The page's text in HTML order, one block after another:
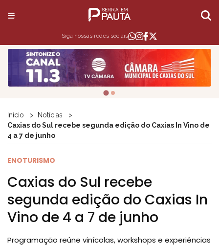
Siga nossas redes sociais
Início
Notícias
Caxias do Sul recebe segunda edição do Caxias In Vino de
4 a 7 de junho
ENOTURISMO
Caxias do Sul recebe
segunda edição do Caxias In
Vino de 4 a 7 de junho
Programação reúne vinícolas, workshops e experiências